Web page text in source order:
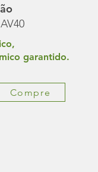
garantido.
Compre